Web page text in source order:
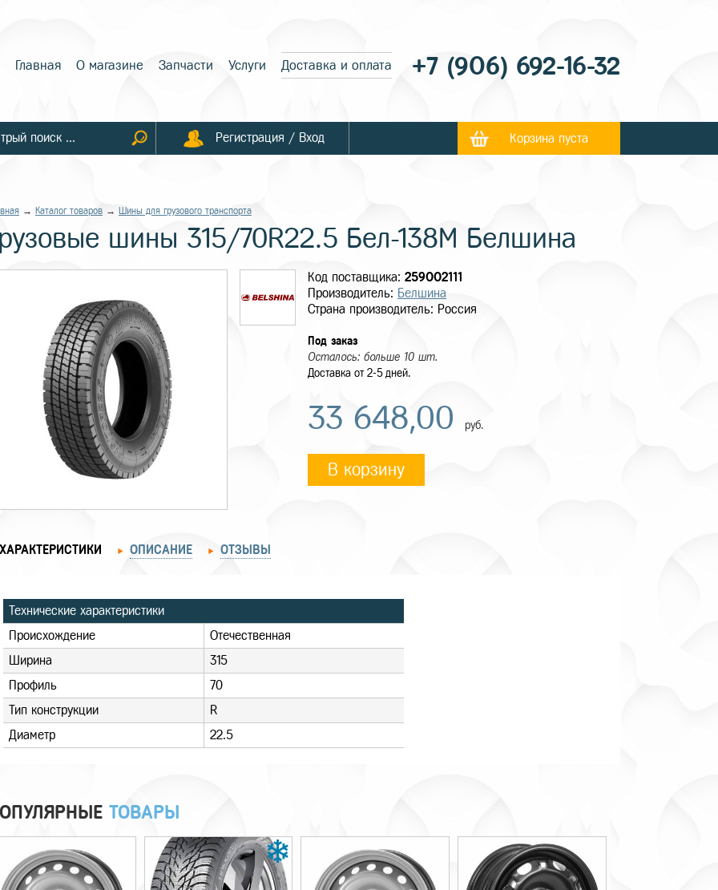
Главная О магазине Запчасти Услуги Доставка и оплата +7 (906) 692-16-32
Регистрация / Вход Корзина пуста
→ Каталог товаров → Шины для грузового транспорта
шины 315/70R22.5 Бел-138М Белшина
Код поставщика: 259002111
Производитель: Белшина
Страна производитель: Россия
Под заказ
Осталось: больше 10 шт.
Доставка от 2-5 дней.
33 648,00 руб.
В корзину
ХАРАКТЕРИСТИКИ ОПИСАНИЕ ОТЗЫВЫ
Технические характеристики
Происхождение
Отечественная
Ширина
315
Профиль
70
Тип конструкции
R
Диаметр
22.5
ТОВАРЫ